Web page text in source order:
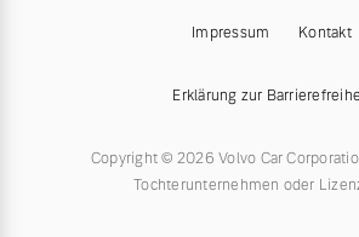
Impressum Kontakt
Erklärung zur
Copyright © 2026 Volvo Car
Tochterunternehmen oder